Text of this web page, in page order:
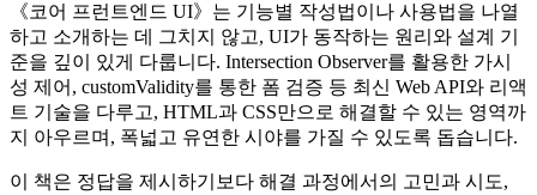
《코어 프런트엔드 UI》는 기능별 작성법이나 사용법을 나열
하고 소개하는 데 그치지 않고, UI가 동작하는 원리와 설계 기
준을 깊이 있게 다룹니다. Intersection Observer를 활용한 가시
성 제어, customValidity를 통한 폼 검증 등 최신 Web API와 리액
트 기술을 다루고, HTML과 CSS만으로 해결할 수 있는 영역까
지 아우르며, 폭넓고 유연한 시야를 가질 수 있도록 돕습니다.
이 책은 정답을 제시하기보다 해결 과정에서의 고민과 시도,